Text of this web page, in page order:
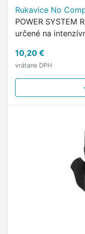
Rukavice No
POWER SYSTEM
určené na
10,20 €
vrátane DPH